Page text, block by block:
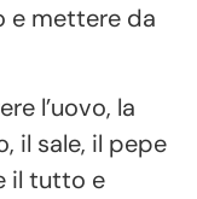
e mettere da
l’uovo, la
il sale, il pepe
il tutto e